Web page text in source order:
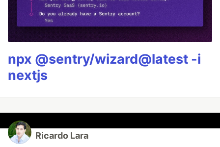
npx @sentry/wizard@latest -i
nextjs
Ricardo Lara